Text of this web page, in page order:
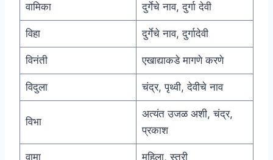
वामिका दुर्गेचे नाव, दुर्गा देवी
विहा दुर्गेचे नाव, दुर्गादेवी
विनंती एखाद्याकडे मागणे करणे
विदुला चंद्र, पृथ्वी, देवीचे नाव
विभा
अत्यंत उजळ अशी, चंद्र,
प्रकाश
वामा महिला, स्त्री